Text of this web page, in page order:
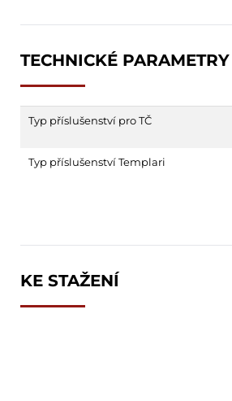
TECHNICKÉ PARAMETRY
Typ příslušenství pro TČ
Typ příslušenství Templari
KE STAŽENÍ